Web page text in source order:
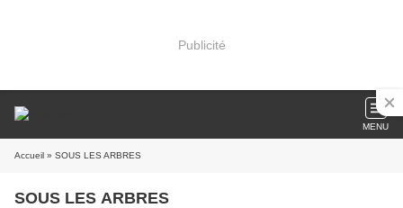
Publicité
MENU
Accueil » SOUS LES ARBRES
SOUS LES ARBRES